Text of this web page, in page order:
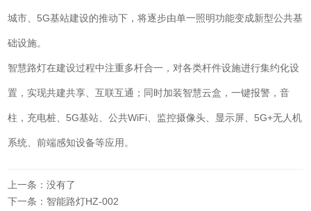
城市、5G基站建设的推动下，将逐步由单一照明功能变成新型公共基
础设施。
智慧路灯在建设过程中注重多杆合一，对各类杆件设施进行集约化设
置，实现共建共享、互联互通；同时加装智慧云盒，一键报警，音
柱，充电桩、5G基站、公共WiFi、监控摄像头、显示屏、5G+无人机
系统、前端感知设备等应用。
上一条：没有了
下一条：智能路灯HZ-002